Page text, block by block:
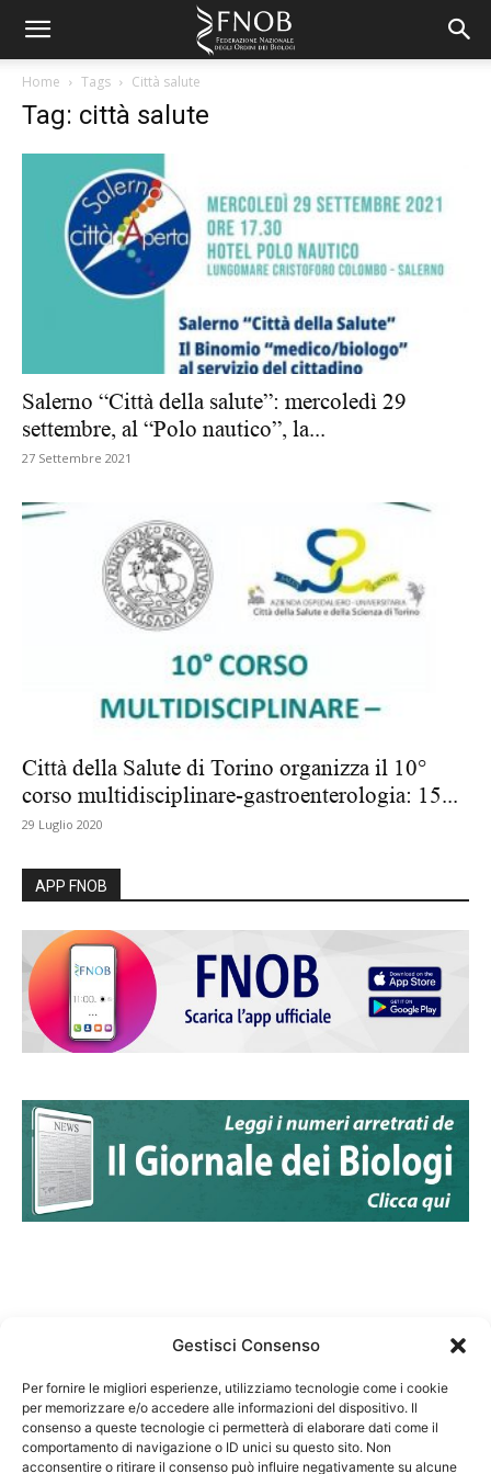
Gestisci Consenso
Per fornire le migliori esperienze, utilizziamo tecnologie come i cookie
per memorizzare e/o accedere alle informazioni del dispositivo. Il
consenso a queste tecnologie ci permetterà di elaborare dati come il
comportamento di navigazione o ID unici su questo sito. Non
acconsentire o ritirare il consenso può influire negativamente su alcune
Home Tags Città salute
Tag: città salute
Salerno “Città della salute”: mercoledì 29
settembre, al “Polo nautico”, la...
27 Settembre 2021
Città della Salute di Torino organizza il 10°
corso multidisciplinare-gastroenterologia: 15...
29 Luglio 2020
APP FNOB
Federazione Nazionale Degli Ordini dei Biologi:
codice fiscale 80069130583
Responsabile sito internet www.fnob.it: Vincenzo